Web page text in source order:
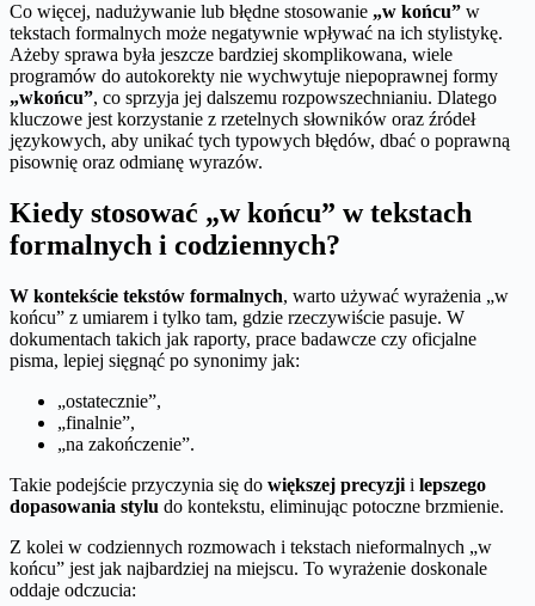
Co więcej, nadużywanie lub błędne stosowanie „w końcu” w
tekstach formalnych może negatywnie wpływać na ich stylistykę.
Ażeby sprawa była jeszcze bardziej skomplikowana, wiele
programów do autokorekty nie wychwytuje niepoprawnej formy
„wkońcu”, co sprzyja jej dalszemu rozpowszechnianiu. Dlatego
kluczowe jest korzystanie z rzetelnych słowników oraz źródeł
językowych, aby unikać tych typowych błędów, dbać o poprawną
pisownię oraz odmianę wyrazów.
Kiedy stosować „w końcu” w tekstach
formalnych i codziennych?
W kontekście tekstów formalnych, warto używać wyrażenia „w
końcu” z umiarem i tylko tam, gdzie rzeczywiście pasuje. W
dokumentach takich jak raporty, prace badawcze czy oficjalne
pisma, lepiej sięgnąć po synonimy jak:
„ostatecznie”,
„finalnie”,
„na zakończenie”.
Takie podejście przyczynia się do większej precyzji i lepszego
dopasowania stylu do kontekstu, eliminując potoczne brzmienie.
Z kolei w codziennych rozmowach i tekstach nieformalnych „w
końcu” jest jak najbardziej na miejscu. To wyrażenie doskonale
oddaje odczucia: